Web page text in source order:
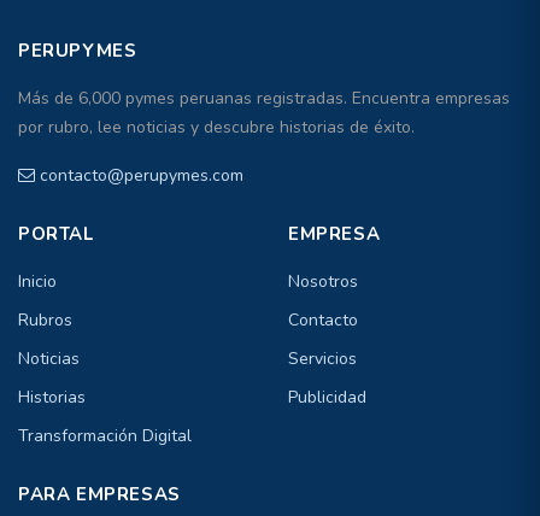
PERUPYMES
Más de 6,000 pymes peruanas registradas. Encuentra empresas
por rubro, lee noticias y descubre historias de éxito.
contacto@perupymes.com
PORTAL
Inicio
Rubros
Noticias
Historias
Transformación Digital
EMPRESA
Nosotros
Contacto
Servicios
Publicidad
PARA EMPRESAS